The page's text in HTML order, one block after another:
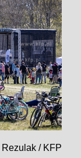
/ KFP